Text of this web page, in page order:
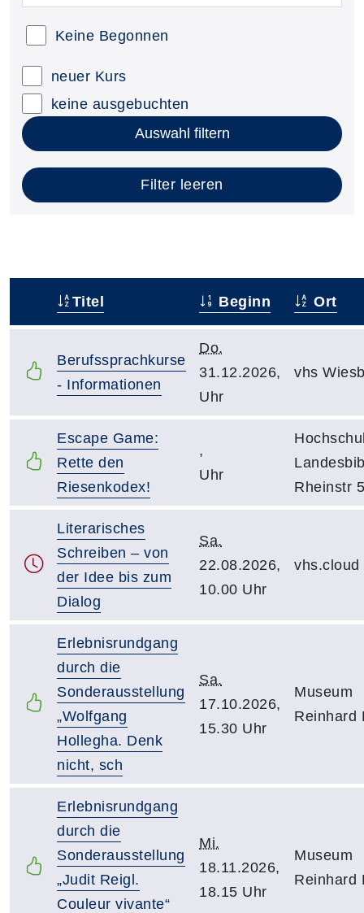
Keine Begonnen
neuer Kurs
keine ausgebuchten
Auswahl filtern
Filter leeren
Titel Beginn Ort
Berufssprachkurse
- Informationen
Do.
31.12.2026,
Uhr
vhs
Escape Game:
Rette den
Riesenkodex!
,
Uhr
Rheinstr
Literarisches
Schreiben – von
der Idee bis zum
Dialog
Sa.
22.08.2026,
10.00 Uhr
vhs.cloud
Erlebnisrundgang
durch die
Sonderausstellung
„Wolfgang
Hollegha. Denk
nicht, sch
Sa.
17.10.2026,
15.30 Uhr
Museum
Reinhard
Erlebnisrundgang
durch die
Sonderausstellung
„Judit Reigl.
Couleur vivante“
Mi.
18.11.2026,
18.15 Uhr
Museum
Reinhard